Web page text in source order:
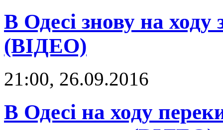
В Одесі знову на
(ВІДЕО)
21:00, 26.09.2016
В Одесі на ходу